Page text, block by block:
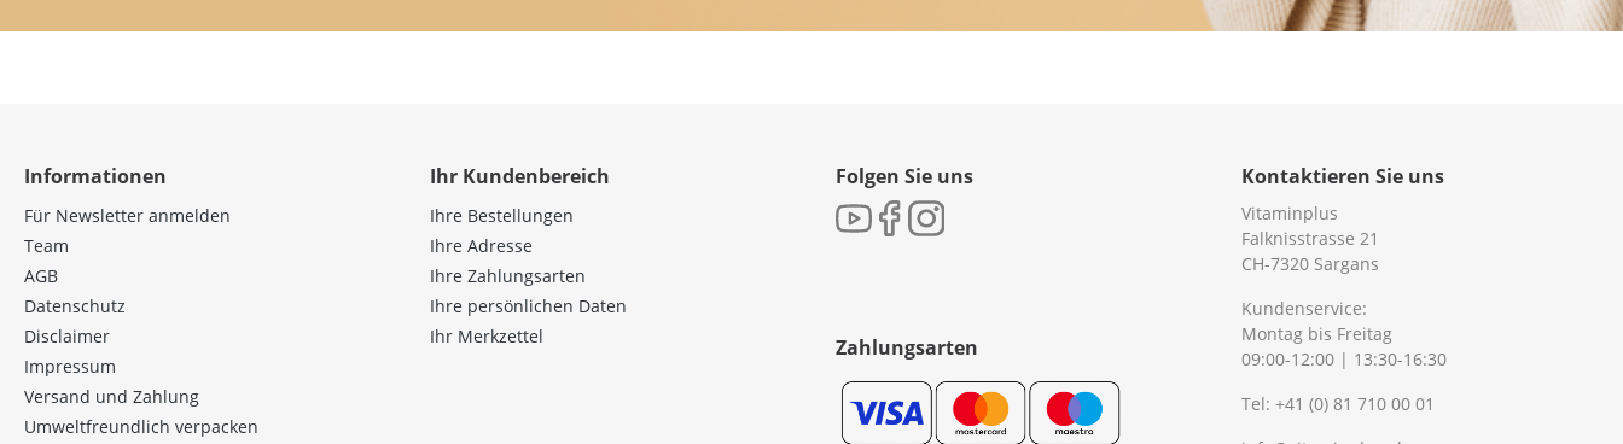
Informationen
Für Newsletter anmelden
Team
AGB
Datenschutz
Disclaimer
Impressum
Versand und Zahlung
Umweltfreundlich verpacken
Ihr Kundenbereich
Ihre Bestellungen
Ihre Adresse
Ihre Zahlungsarten
Ihre persönlichen Daten
Ihr Merkzettel
Folgen Sie uns
Zahlungsarten
Kontaktieren Sie uns
Vitaminplus
Falknisstrasse 21
CH-7320 Sargans
Kundenservice:
Montag bis Freitag
09:00-12:00 | 13:30-16:30
Tel: +41 (0) 81 710 00 01